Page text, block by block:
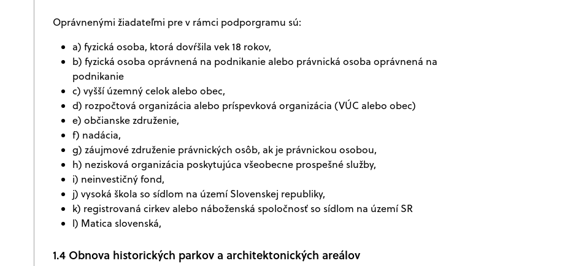
Oprávnenými žiadateľmi pre v rámci podporgramu sú:
a) fyzická osoba, ktorá dovŕšila vek 18 rokov,
b) fyzická osoba oprávnená na podnikanie alebo právnická osoba oprávnená na
podnikanie
c) vyšší územný celok alebo obec,
d) rozpočtová organizácia alebo príspevková organizácia (VÚC alebo obec)
e) občianske združenie,
f) nadácia,
g) záujmové združenie právnických osôb, ak je právnickou osobou,
h) nezisková organizácia poskytujúca všeobecne prospešné služby,
i) neinvestičný fond,
j) vysoká škola so sídlom na území Slovenskej republiky,
k) registrovaná cirkev alebo náboženská spoločnosť so sídlom na území SR
l) Matica slovenská,
1.4 Obnova historických parkov a architektonických areálov